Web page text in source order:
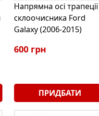
Напрямна осі трапеції
склоочисника Ford
Galaxy (2006-2015)
600 грн
ПРИДБАТИ